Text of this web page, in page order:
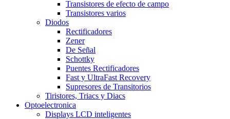
Transistores de efecto de campo
Transistores varios
Diodos
Rectificadores
Zener
De Señal
Schottky
Puentes Rectificadores
Fast y UltraFast Recovery
Supresores de Transitorios
Tiristores, Triacs y Diacs
Optoelectronica
Displays LCD inteligentes